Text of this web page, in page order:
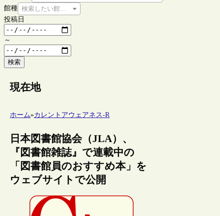
館種 検索したい館種を選択してください
投稿日
～
検索
現在地
ホーム»カレントアウェアネス-R
日本図書館協会（JLA）、
『図書館雑誌』で連載中の
「図書館員のおすすめ本」を
ウェブサイトで公開